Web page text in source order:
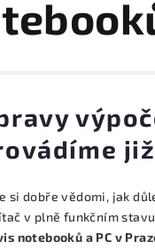
si dobře vědomi, jak
v plně funkčním
notebooků a PC v